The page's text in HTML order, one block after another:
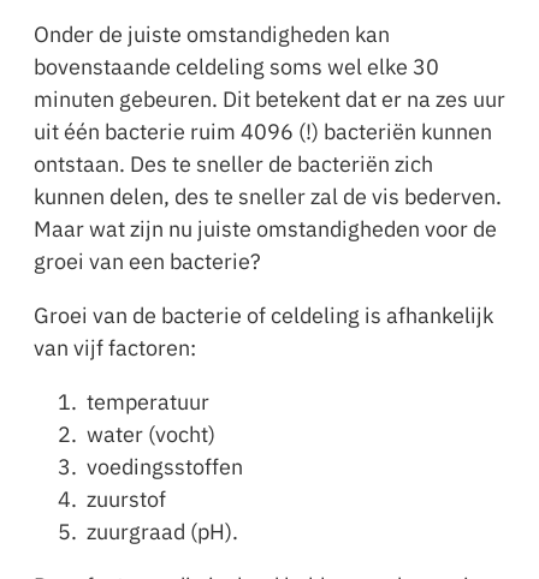
Onder de juiste omstandigheden kan
bovenstaande celdeling soms wel elke 30
minuten gebeuren. Dit betekent dat er na zes uur
uit één bacterie ruim 4096 (!) bacteriën kunnen
ontstaan. Des te sneller de bacteriën zich
kunnen delen, des te sneller zal de vis bederven.
Maar wat zijn nu juiste omstandigheden voor de
groei van een bacterie?
Groei van de bacterie of celdeling is afhankelijk
van vijf factoren:
temperatuur
water (vocht)
voedingsstoffen
zuurstof
zuurgraad (pH).